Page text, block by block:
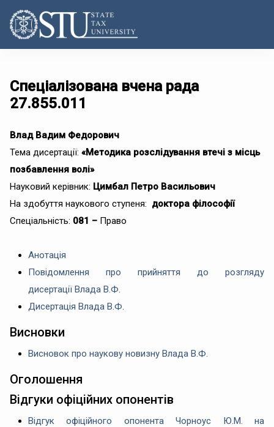
Спеціалізована вчена рада
27.855.011
Влад Вадим Федорович
Тема дисертації: «Методика розслідування втечі з місць
позбавлення волі»
Науковий керівник: Цимбал Петро Васильович
На здобуття наукового ступеня: доктора філософії
Cпеціальність: 081 – Право
Анотація
Повідомлення про прийняття до розгляду
дисертації Влада В.Ф.
Дисертація Влада В.Ф.
Висновки
Висновок про наукову новизну Влада В.Ф.
Оголошення
Відгуки офіційних опонентів
Відгук офіційного опонента Чорноус Ю.М. на